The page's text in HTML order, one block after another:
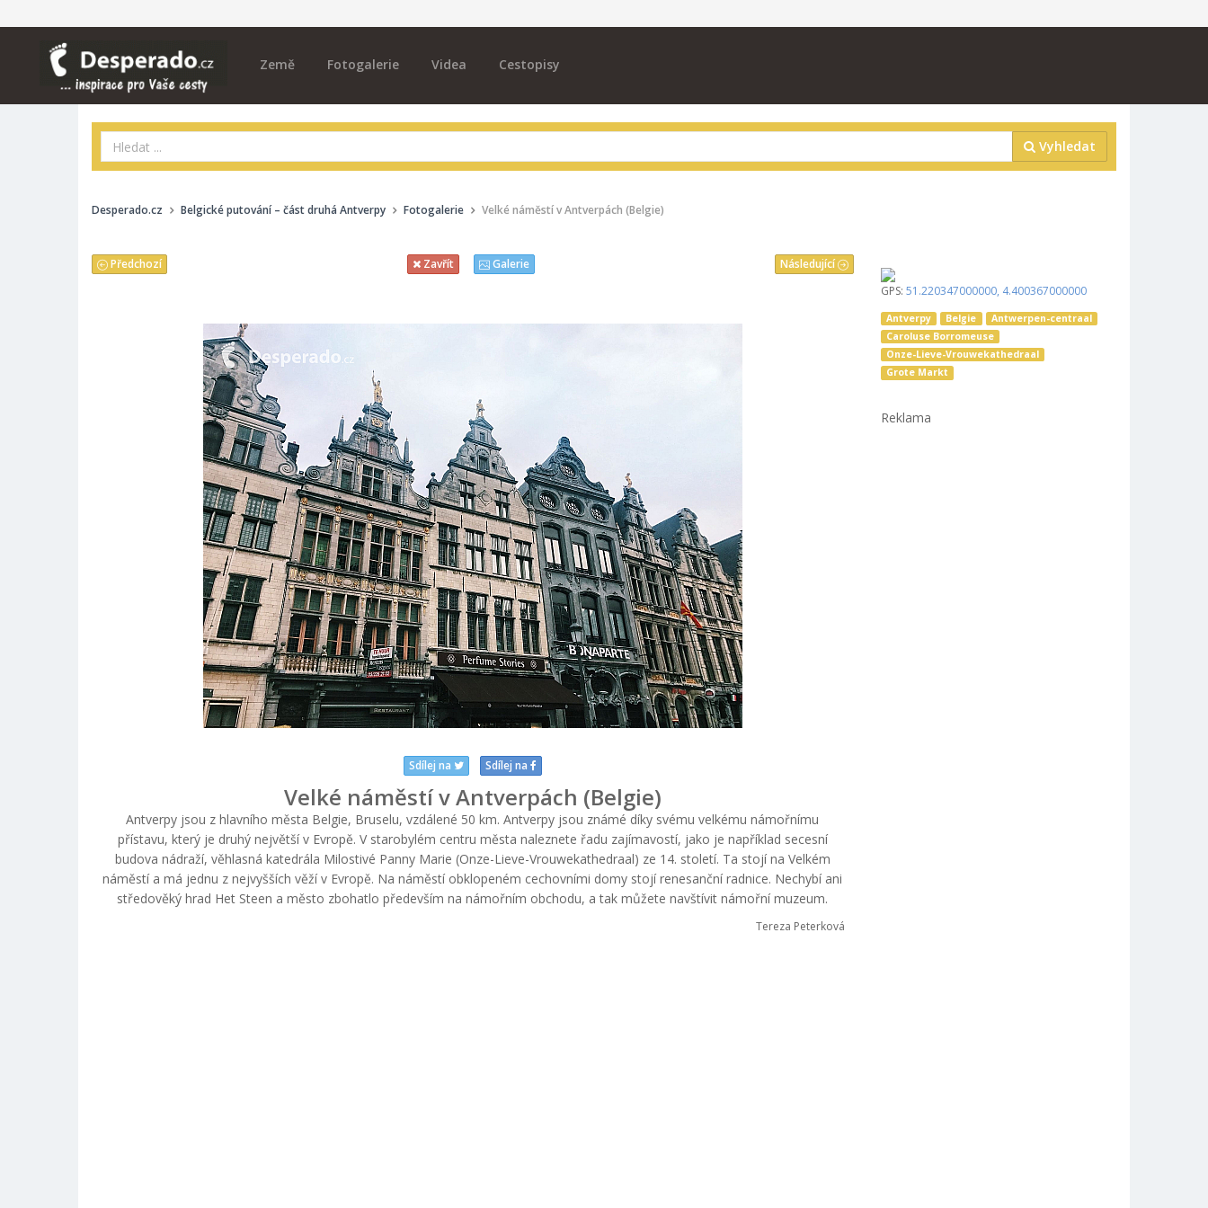
Země Fotogalerie Videa Cestopisy
Vyhledat
Desperado.cz Belgické putování – část druhá Antverpy Fotogalerie Velké náměstí v Antverpách (Belgie)
Následující
Předchozí Zavřít Galerie
Sdílej na Sdílej na
Velké náměstí v Antverpách (Belgie)
Antverpy jsou z hlavního města Belgie, Bruselu, vzdálené 50 km. Antverpy jsou známé díky svému velkému námořnímu
přístavu, který je druhý největší v Evropě. V starobylém centru města naleznete řadu zajímavostí, jako je například secesní
budova nádraží, věhlasná katedrála Milostivé Panny Marie (Onze-Lieve-Vrouwekathedraal) ze 14. století. Ta stojí na Velkém
náměstí a má jednu z nejvyšších věží v Evropě. Na náměstí obklopeném cechovními domy stojí renesanční radnice. Nechybí ani
středověký hrad Het Steen a město zbohatlo především na námořním obchodu, a tak můžete navštívit námořní muzeum.
Tereza Peterková
GPS: 51.220347000000, 4.400367000000
Antverpy Belgie
Antwerpen-centraal
Caroluse Borromeuse
Onze-Lieve-Vrouwekathedraal
Grote Markt
Reklama